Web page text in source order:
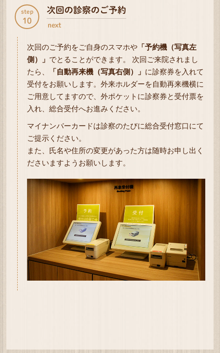
step
10
次回の診察のご予約
next
次回のご予約をご自身のスマホや 「予約機（写真左
側）」 でとることができます。 次回ご来院されまし
たら、
「自動再来機（写真右側）」 に診察券を入れて
受付をお願いします。外来ホルダーを自動再来機横に
ご用意してますので、外ポケットに診察券と受付票を
入れ、総合受付へお進みください。
マイナンバーカードは診察のたびに総合受付窓口にて
ご提示ください。
また、氏名や住所の変更があった方は随時お申し出く
ださいますようお願いします。